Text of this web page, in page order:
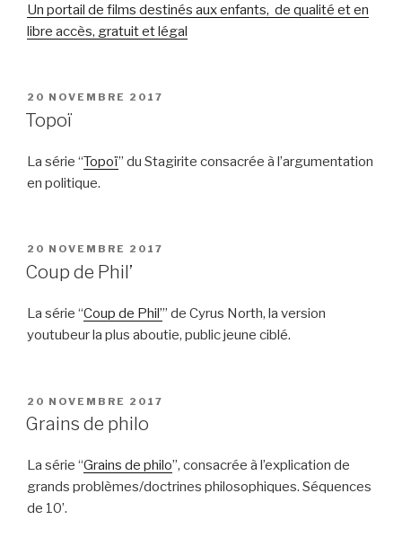
Un portail de films destinés aux enfants, de qualité et en
libre accès, gratuit et légal
PUBLIÉ
LE
20 NOVEMBRE 2017
Topoï
La série “Topoï” du Stagirite consacrée à l’argumentation
en politique.
PUBLIÉ
LE
20 NOVEMBRE 2017
Coup de Phil’
La série “Coup de Phil’” de Cyrus North, la version
youtubeur la plus aboutie, public jeune ciblé.
PUBLIÉ
LE
20 NOVEMBRE 2017
Grains de philo
La série “Grains de philo”, consacrée à l’explication de
grands problèmes/doctrines philosophiques. Séquences
de 10’.